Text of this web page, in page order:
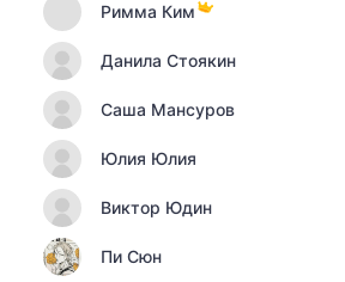
Римма Ким
Данила Стоякин
Саша Мансуров
Юлия Юлия
Виктор Юдин
Пи Сюн